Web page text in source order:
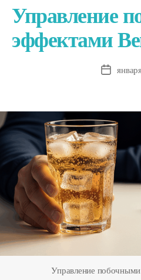
Управление
эффектами
Post
Управление